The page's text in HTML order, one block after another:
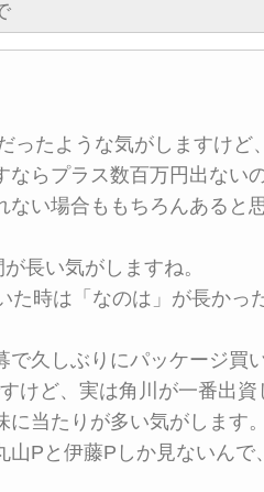
ったような気がしますけど
ならプラス数百万円出ない
ない場合ももちろんあると
長い気がしますね。
た時は「なのは」が長かっ
で久しぶりにパッケージ買
けど、実は角川が一番出
に当たりが多い気がします
山Pと伊藤Pしか見ないんで